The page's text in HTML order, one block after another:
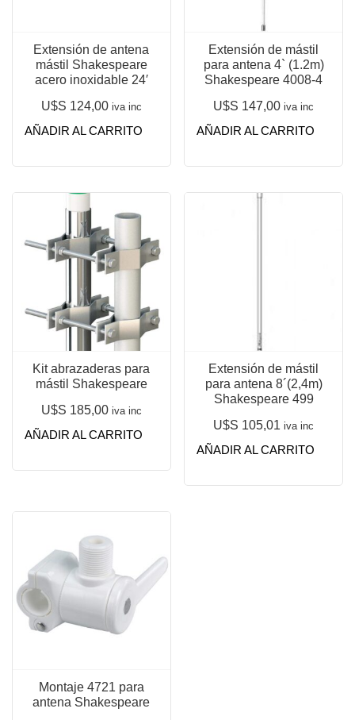
Extensión de antena
mástil Shakespeare
acero inoxidable 24′
U$S 124,00 iva inc
AÑADIR AL CARRITO
Extensión de mástil
para antena 4` (1.2m)
Shakespeare 4008-4
U$S 147,00 iva inc
AÑADIR AL CARRITO
Kit abrazaderas para
mástil Shakespeare
U$S 185,00 iva inc
AÑADIR AL CARRITO
Extensión de mástil
para antena 8´(2,4m)
Shakespeare 499
U$S 105,01 iva inc
AÑADIR AL CARRITO
Montaje 4721 para
antena Shakespeare